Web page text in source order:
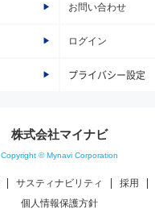
お問い合わせ
ログイン
プライバシー設定
株式会社マイナビ
Copyright © Mynavi Corporation
サスティナビリティ 採用
個人情報保護方針